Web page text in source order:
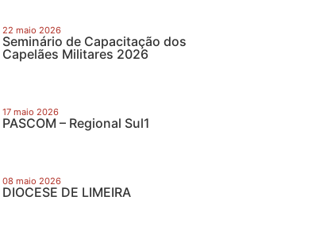
22 maio 2026
Seminário de Capacitação dos
Capelães Militares 2026
17 maio 2026
PASCOM – Regional Sul1
08 maio 2026
DIOCESE DE LIMEIRA